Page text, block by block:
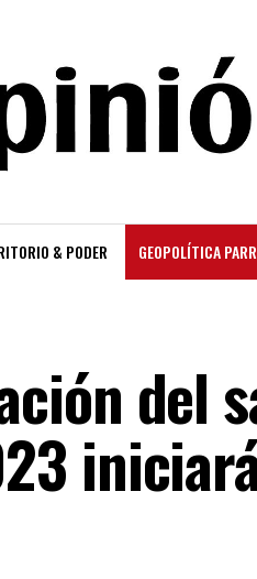
& PODER GEOPOLÍTICA
del